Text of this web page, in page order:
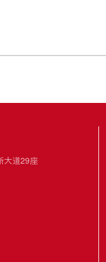
大道29座